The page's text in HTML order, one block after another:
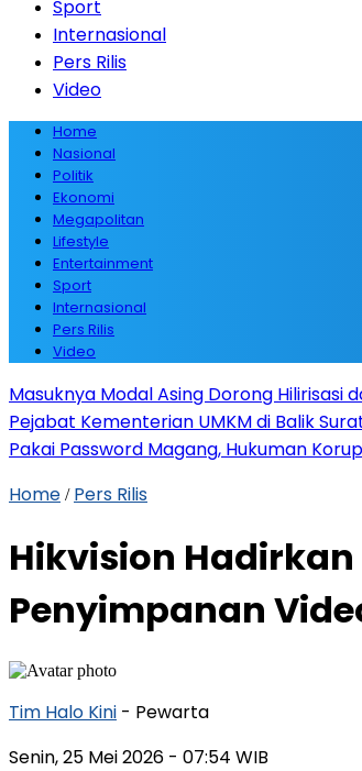
Sport
Internasional
Pers Rilis
Video
Home
Nasional
Politik
Ekonomi
Megapolitan
Lifestyle
Entertainment
Sport
Internasional
Pers Rilis
Video
Masuknya Modal Asing Dorong Hilirisasi
Pejabat Kementerian UMKM di Balik
Pakai Password Magang, Hukuman
Home / Pers Rilis
Hikvision
Penyimpanan
Tim Halo Kini - Pewarta
Senin, 25 Mei 2026 - 07:54 WIB